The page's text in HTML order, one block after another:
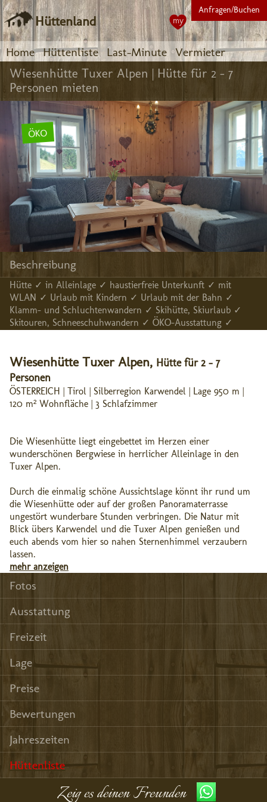
Hüttenland
Home Hüttenliste Last-Minute Vermieter
Anfragen/Buchen
my
Wiesenhütte Tuxer Alpen | Hütte für 2 - 7
Personen mieten
ÖKO
Beschreibung
Hütte ✓ in Alleinlage ✓ haustierfreie Unterkunft ✓ mit
WLAN ✓ Urlaub mit Kindern ✓ Urlaub mit der Bahn ✓
Klamm- und Schluchtenwandern ✓ Skihütte, Skiurlaub ✓
Skitouren, Schneeschuhwandern ✓ ÖKO-Ausstattung ✓
Wiesenhütte Tuxer Alpen, Hütte für 2 - 7
Personen
ÖSTERREICH | Tirol | Silberregion Karwendel | Lage 950 m |
120 m² Wohnfläche | 3 Schlafzimmer
Die Wiesenhütte liegt eingebettet im Herzen einer
wunderschönen Bergwiese in herrlicher Alleinlage in den
Tuxer Alpen.
Durch die einmalig schöne Aussichtslage könnt ihr rund um
die Wiesenhütte oder auf der großen Panoramaterrasse
ungestört wunderbare Stunden verbringen. Die Natur mit
Blick übers Karwendel und die Tuxer Alpen genießen und
euch abends vom hier so nahen Sternenhimmel verzaubern
lassen.
mehr anzeigen
Fotos
Ausstattung
Freizeit
Lage
Preise
Bewertungen
Jahreszeiten
Hüttenliste
Zeig es deinen Freunden